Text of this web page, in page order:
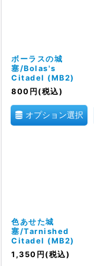
ボーラスの城
塞/Bolas's
Citadel (MB2)
800 円 (税込)
オプション選択
色あせた城
塞/Tarnished
Citadel (MB2)
1,350 円 (税込)